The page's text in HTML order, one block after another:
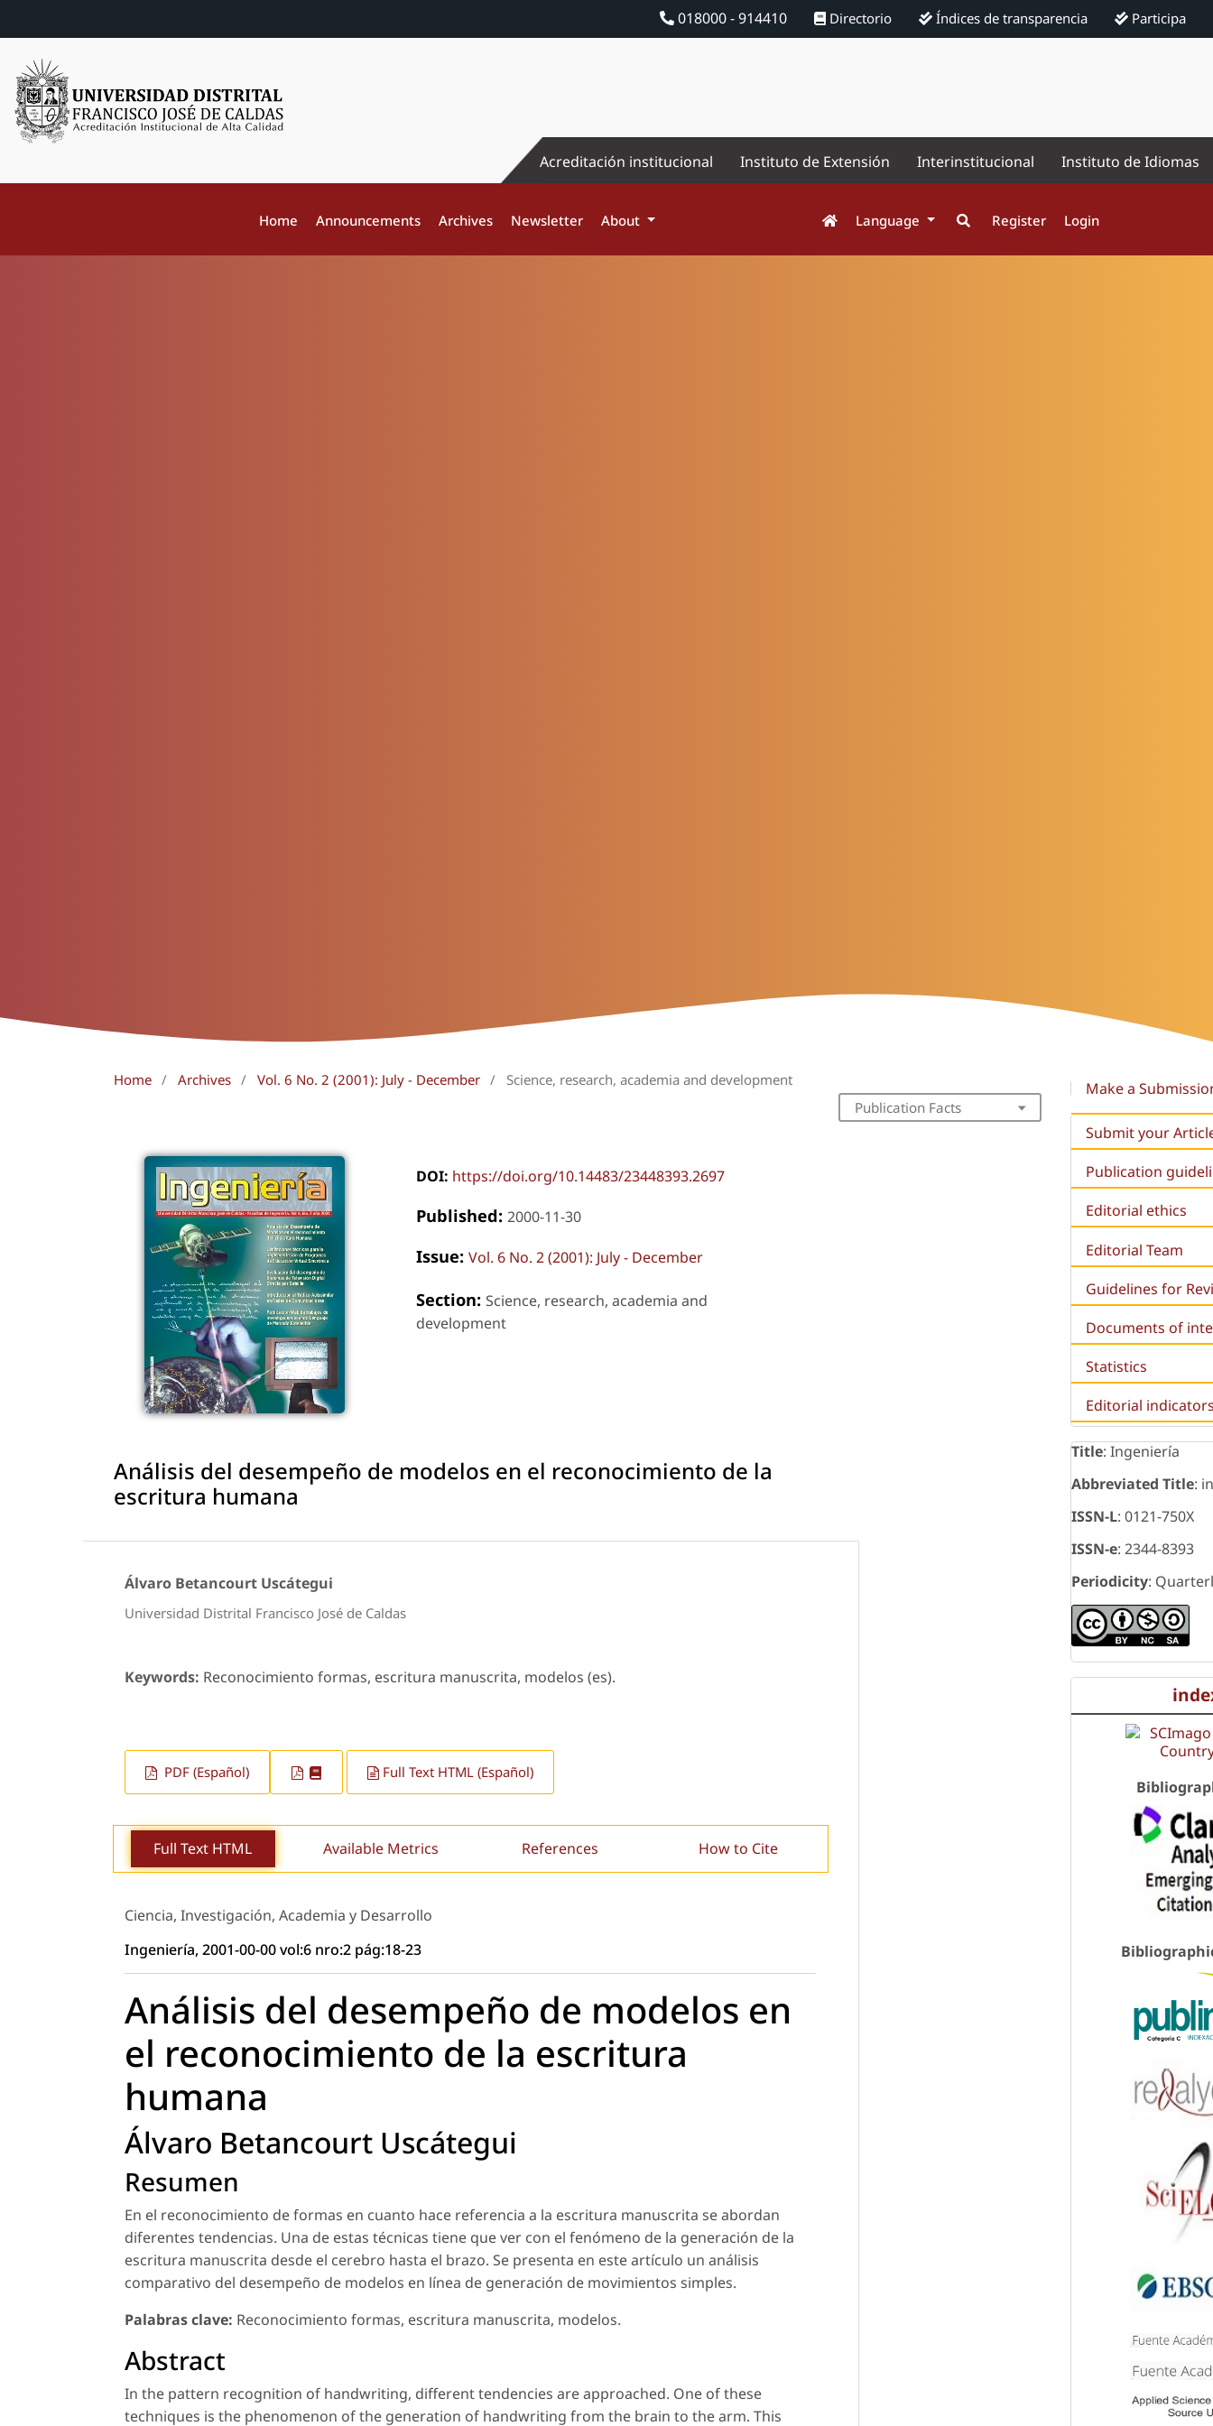
018000 - 914410 Directorio Índices de transparencia Participa
Acreditación institucional Instituto de Extensión Interinstitucional Instituto de Idiomas
Home Announcements Archives Newsletter About Language Register Login
Home / Archives / Vol. 6 No. 2 (2001): July - December / Science, research, academia and development
DOI: https://doi.org/10.14483/23448393.2697
Published: 2000-11-30
Issue: Vol. 6 No. 2 (2001): July - December
Section: Science, research, academia and
development
Análisis del desempeño de modelos en el reconocimiento de la
escritura humana
Álvaro Betancourt Uscátegui
Universidad Distrital Francisco José de Caldas
Keywords: Reconocimiento formas, escritura manuscrita, modelos (es).
PDF (Español) Full Text HTML (Español)
Full Text HTML Available Metrics References How to Cite
Ciencia, Investigación, Academia y Desarrollo
Ingeniería, 2001-00-00 vol:6 nro:2 pág:18-23
Análisis del desempeño de modelos en
el reconocimiento de la escritura
humana
Álvaro Betancourt Uscátegui
Resumen
En el reconocimiento de formas en cuanto hace referencia a la escritura manuscrita se abordan
diferentes tendencias. Una de estas técnicas tiene que ver con el fenómeno de la generación de la
escritura manuscrita desde el cerebro hasta el brazo. Se presenta en este artículo un análisis
comparativo del desempeño de modelos en línea de generación de movimientos simples.
Palabras clave: Reconocimiento formas, escritura manuscrita, modelos.
Abstract
In the pattern recognition of handwriting, different tendencies are approached. One of these
techniques is the phenomenon of the generation of handwriting from the brain to the arm. This
Publication Facts
Make a
Submit your
Publication
Editorial ethics
Editorial Team
Guidelines for
Documents of
Statistics
Editorial
Title: Ingeniería
Abbreviated Title:
ISSN-L: 0121-750X
ISSN-e: 2344-8393
Periodicity: